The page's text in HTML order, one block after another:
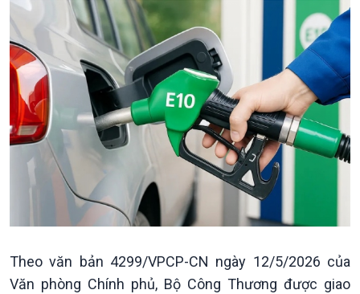
Chính trị
Tin Chính trị
Chính phủ với người dân
Quốc hội với cử tri
Xây dựng đảng
Đảng trong cuộc sống
Nhận diện sự thật
Pháp luật và đời sống
Thế giới
Tin thế giới
Vấn đề quốc tế
Hồ sơ sự kiện quốc tế
Thế giới & Việt Nam
Biên cương - Một dải vững
Theo văn bản 4299/VPCP-CN ngày 12/5/2026 của
Văn phòng Chính phủ, Bộ Công Thương được giao